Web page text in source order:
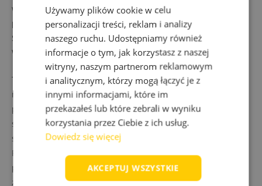
wzorowy balans ridera jak i modelowe zachowanie
pasażerki. Konkurs wygrał reprezentant Łodzi Dominik
Staruch, natomiast trzecie miejsce zajął Dariusz Łukasik z
Wieliczki, obaj jadący solo.
Tradycyjnie nie zawiodła obsługa zawodów. Dzięki
nieustannej pracy szeregu osób rywalizowaliśmy bez
przeszkód w koleżeńskiej atmosferze. Brawa należą się dla
sędziego głównego Filipa Pająka, sędziów pomocniczych,
stolika, a także całej obsługi technicznej niedzielnej imprezy.
Finałowa runda sezonu 2022 napawa optymizmem. Praca u
podstaw wykonana za sprawą pasjonatów Gymkhany
zaktywizowała lokalne grupy treningowe. To z kolei
Używamy plików cookie w celu
personalizacji treści, reklam i analizy
naszego ruchu. Udostępniamy również
informacje o tym, jak korzystasz z naszej
witryny, naszym partnerom reklamowym
i analitycznym, którzy mogą łączyć je z
innymi informacjami, które im
przekazałeś lub które zebrali w wyniku
korzystania przez Ciebie z ich usług.
Dowiedz się więcej
AKCEPTUJ WSZYSTKIE